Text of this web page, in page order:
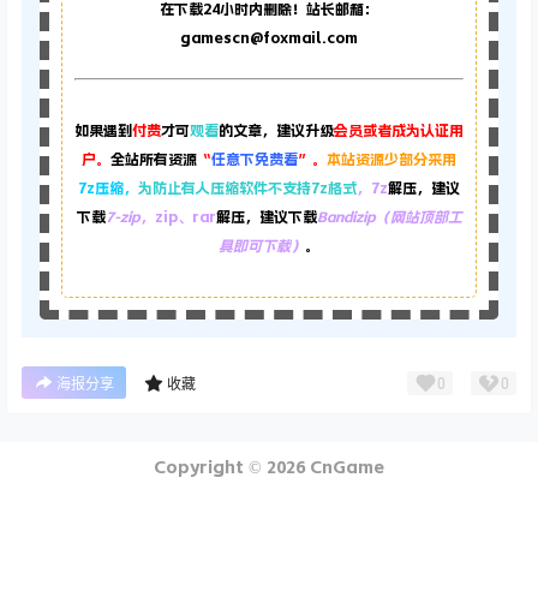
在下载24小时内删除！站长邮箱：
gamescn@foxmail.com
如果遇到 付费才可观看的文章，建议升级会员或者成为认证用
户。 全站所有资源 “任意下免费看”。 本站资源少部分采用
7z压缩， 为防止有人压缩软件不支持7z格式，7z解压，建议
下载7-zip，zip、rar解压，建议下载Bandizip（网站顶部工
具即可下载） 。
海报分享 收藏 0 0
Copyright © 2026 CnGame